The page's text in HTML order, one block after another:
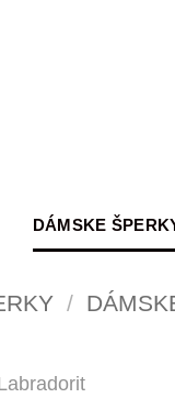
DÁMSKE
/